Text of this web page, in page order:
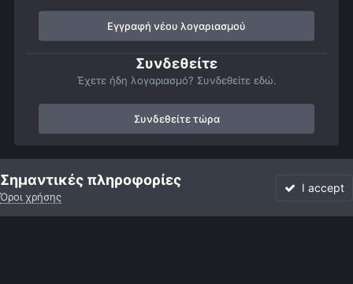
Εγγραφή νέου λογαριασμού
Συνδεθείτε
Έχετε ήδη λογαριασμό? Συνδεθείτε εδώ.
Συνδεθείτε τώρα
Αρχή Αστροφωτογραφίες Βαθύς Ουρανός
Σημαντικές πληροφορίες
Όροι χρήσης
I accept
Forum